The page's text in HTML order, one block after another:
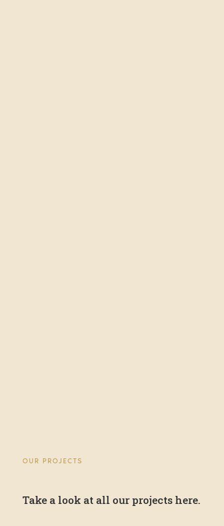
OUR PROJECTS
Take a look at all our projects here.